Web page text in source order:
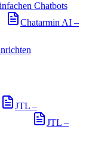
Chatbots
Chatarmin AI –
JTL –
JTL –